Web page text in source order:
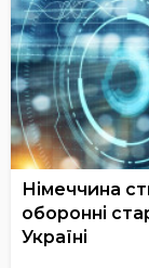
Німеччина
оборонні
Україні